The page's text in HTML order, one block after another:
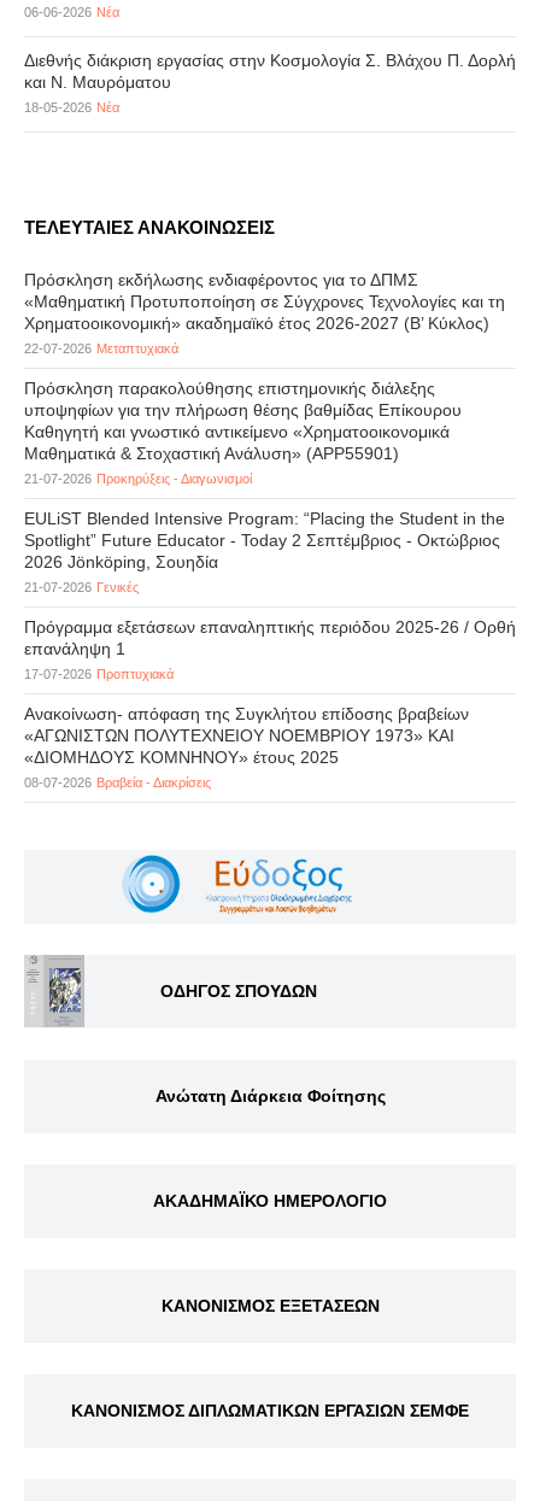
06-06-2026 Νέα
Διεθνής διάκριση εργασίας στην Κοσμολογία Σ. Βλάχου Π. Δορλή
και Ν. Μαυρόματου
18-05-2026 Νέα
ΤΕΛΕΥΤΑΙΕΣ ΑΝΑΚΟΙΝΩΣΕΙΣ
Πρόσκληση εκδήλωσης ενδιαφέροντος για το ΔΠΜΣ
«Μαθηματική Προτυποποίηση σε Σύγχρονες Τεχνολογίες και τη
Χρηματοοικονομική» ακαδημαϊκό έτος 2026-2027 (B’ Kύκλος)
22-07-2026 Μεταπτυχιακά
Πρόσκληση παρακολούθησης επιστημονικής διάλεξης
υποψηφίων για την πλήρωση θέσης βαθμίδας Επίκουρου
Καθηγητή και γνωστικό αντικείμενο «Χρηματοοικονομικά
Μαθηματικά & Στοχαστική Ανάλυση» (APP55901)
21-07-2026 Προκηρύξεις - Διαγωνισμοί
EULiST Blended Intensive Program: “Placing the Student in the
Spotlight” Future Educator - Today 2 Σεπτέμβριος - Οκτώβριος
2026 Jönköping, Σουηδία
21-07-2026 Γενικές
Πρόγραμμα εξετάσεων επαναληπτικής περιόδου 2025-26 / Ορθή
επανάληψη 1
17-07-2026 Προπτυχιακά
Ανακοίνωση- απόφαση της Συγκλήτου επίδοσης βραβείων
«ΑΓΩΝΙΣΤΩΝ ΠΟΛΥΤΕΧΝΕΙΟΥ ΝΟΕΜΒΡΙΟΥ 1973» ΚΑΙ
«ΔΙΟΜΗΔΟΥΣ ΚΟΜΝΗΝΟΥ» έτους 2025
08-07-2026 Βραβεία - Διακρίσεις
ΟΔΗΓΟΣ ΣΠΟΥΔΩΝ
Ανώτατη Διάρκεια Φοίτησης
ΑΚΑΔΗΜΑΪΚΟ ΗΜΕΡΟΛΟΓΙΟ
ΚΑΝΟΝΙΣΜΟΣ ΕΞΕΤΑΣΕΩΝ
ΚΑΝΟΝΙΣΜΟΣ ΔΙΠΛΩΜΑΤΙΚΩΝ ΕΡΓΑΣΙΩΝ ΣΕΜΦΕ